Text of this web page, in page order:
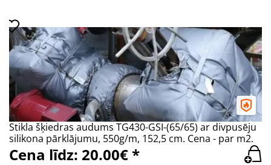
Stikla šķiedras audums TG430-GSI-(65/65) ar divpusēju
silikona pārklājumu, 550g/m, 152,5 cm. Cena - par m2.
Cena līdz: 20.00€ *